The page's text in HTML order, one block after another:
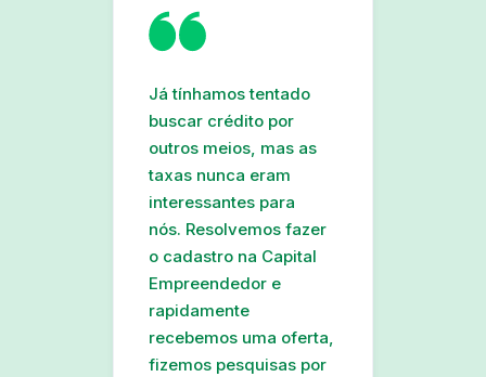
Já tínhamos tentado
buscar crédito por
outros meios, mas as
taxas nunca eram
interessantes para
nós. Resolvemos fazer
o cadastro na Capital
Empreendedor e
rapidamente
recebemos uma oferta
fizemos pesquisas por